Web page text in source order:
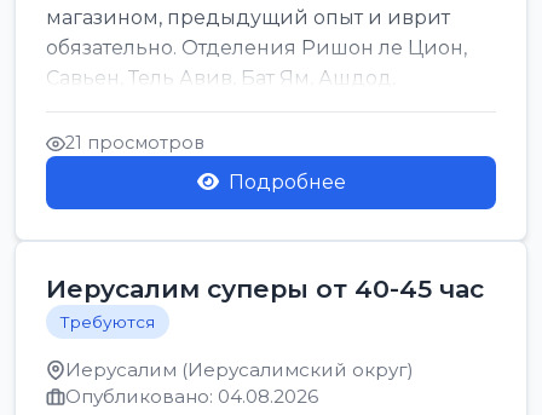
магазином, предыдущий опыт и иврит
обязательно. Отделения Ришон ле Цион,
Савьен, Тель Авив, Бат Ям, Ашдод,
Ашкелон, Кфар Саба, Маале А...
21 просмотров
Подробнее
Иерусалим суперы от 40-45 час
Требуются
Иерусалим (Иерусалимский округ)
Опубликовано: 04.08.2026